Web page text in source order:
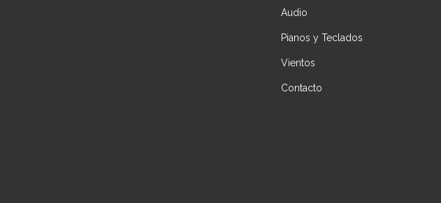
Audio
Pianos y Teclados
Vientos
Contacto